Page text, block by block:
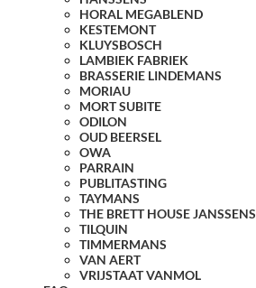
HORAL MEGABLEND
KESTEMONT
KLUYSBOSCH
LAMBIEK FABRIEK
BRASSERIE LINDEMANS
MORIAU
MORT SUBITE
ODILON
OUD BEERSEL
OWA
PARRAIN
PUBLITASTING
TAYMANS
THE BRETT HOUSE JANSSENS
TILQUIN
TIMMERMANS
VAN AERT
VRIJSTAAT VANMOL